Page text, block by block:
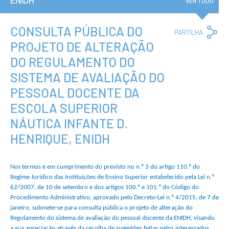
Privacidade e
RGPD
Política de
Avaliação e
Qualidade
Identidade de
Marca
Protocolos
Recrutamento
Contratação
Pública
Canal de Denúncia
Campus
Agenda
Centenário ENIDH
Reconhecimento
de Habilitações
Estrangeiras
CONSULTA PÚBLICA DO
PROJETO DE ALTERAÇÃO
DO REGULAMENTO DO
SISTEMA DE AVALIAÇÃO DO
PESSOAL DOCENTE DA
ESCOLA SUPERIOR
NÁUTICA INFANTE D.
HENRIQUE, ENIDH
PARTILHA
Nos termos e em cumprimento do previsto no n.º 3 do artigo 110.º do
Regime Jurídico das Instituições de Ensino Superior estabelecido pela Lei n.º
62/2007, de 10 de setembro e dos artigos 100.º e 101.º do Código do
Procedimento Administrativo, aprovado pelo Decreto-Lei n.º 4/2015, de 7 de
janeiro, submete-se para consulta pública o projeto de alteração do
Regulamento do sistema de avaliação do pessoal docente da ENIDH, visando